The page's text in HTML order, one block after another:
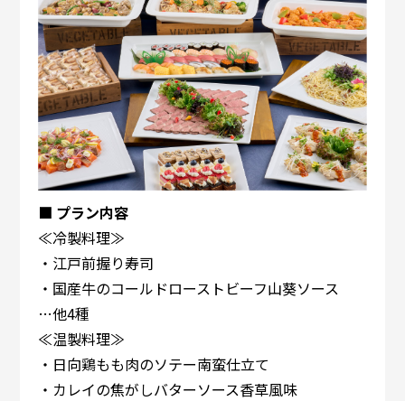
■ プラン内容
≪冷製料理≫
・江戸前握り寿司
・国産牛のコールドローストビーフ山葵ソース
…他4種
≪温製料理≫
・日向鶏もも肉のソテー南蛮仕立て
・カレイの焦がしバターソース香草風味